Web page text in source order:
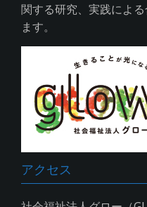
関する研究、実践によ
ます。
アクセス